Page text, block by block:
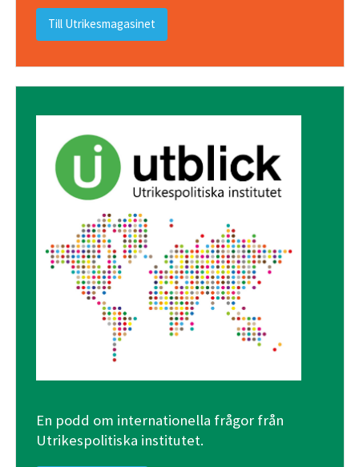
Till Utrikesmagasinet
En podd om internationella frågor från
Utrikespolitiska institutet.